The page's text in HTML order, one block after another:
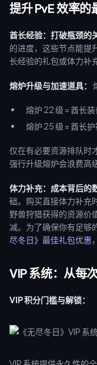
提升 PvE 效率的
酋长经验：打破瓶颈的
的进度，这些节点能提
长经验的礼包或体力补
熔炉升级与加速道具：
熔炉 22 级 = 酋长
熔炉 25 级 = 酋长护
仅在有必要资源排队时
强行升级熔炉会浪费高
体力补充：成本背后的
础。购买直接体力补充
野兽狩猎获得的资源价
减。为了确保你有足够
尽冬日》最佳礼包优惠
VIP 系统：从每
VIP 积分门槛与解锁：